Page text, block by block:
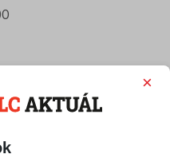
21:00-tól
×